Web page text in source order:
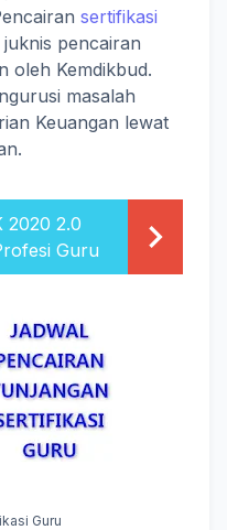
sertifikasi
pencairan
oleh Kemdikbud.
masalah
Keuangan lewat
2020 2.0
Guru
Guru